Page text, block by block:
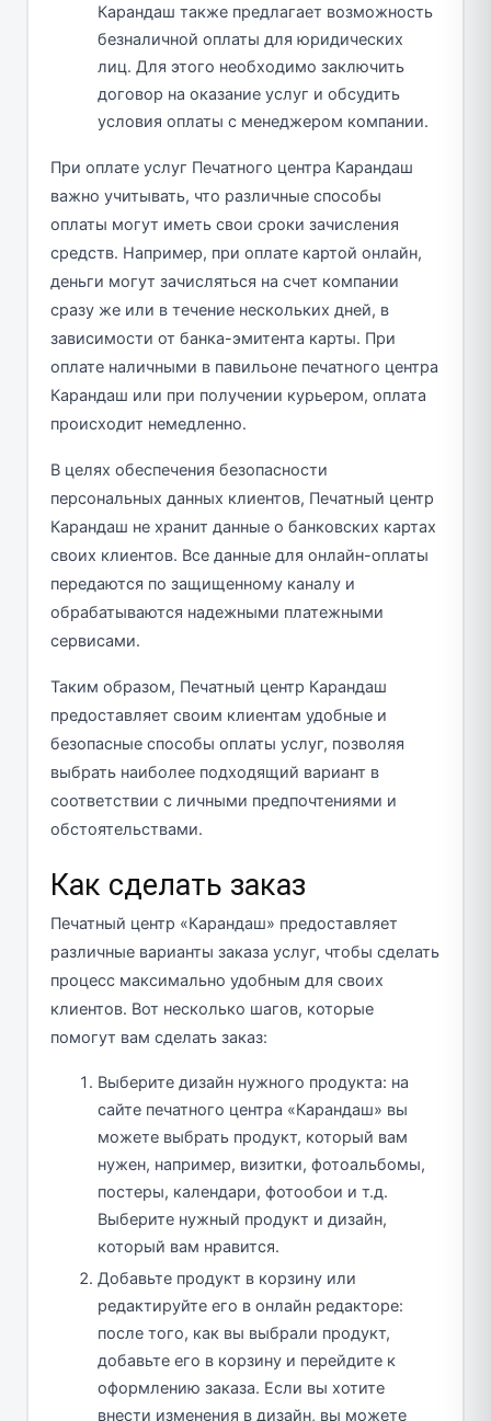
Карандаш также предлагает возможность
безналичной оплаты для юридических
лиц. Для этого необходимо заключить
договор на оказание услуг и обсудить
условия оплаты с менеджером компании.
При оплате услуг Печатного центра Карандаш
важно учитывать, что различные способы
оплаты могут иметь свои сроки зачисления
средств. Например, при оплате картой онлайн,
деньги могут зачисляться на счет компании
сразу же или в течение нескольких дней, в
зависимости от банка-эмитента карты. При
оплате наличными в павильоне печатного центра
Карандаш или при получении курьером, оплата
происходит немедленно.
В целях обеспечения безопасности
персональных данных клиентов, Печатный центр
Карандаш не хранит данные о банковских картах
своих клиентов. Все данные для онлайн-оплаты
передаются по защищенному каналу и
обрабатываются надежными платежными
сервисами.
Таким образом, Печатный центр Карандаш
предоставляет своим клиентам удобные и
безопасные способы оплаты услуг, позволяя
выбрать наиболее подходящий вариант в
соответствии с личными предпочтениями и
обстоятельствами.
Как сделать заказ
Печатный центр «Карандаш» предоставляет
различные варианты заказа услуг, чтобы сделать
процесс максимально удобным для своих
клиентов. Вот несколько шагов, которые
помогут вам сделать заказ:
Выберите дизайн нужного продукта: на
сайте печатного центра «Карандаш» вы
можете выбрать продукт, который вам
нужен, например, визитки, фотоальбомы,
постеры, календари, фотообои и т.д.
Выберите нужный продукт и дизайн,
который вам нравится.
Добавьте продукт в корзину или
редактируйте его в онлайн редакторе:
после того, как вы выбрали продукт,
добавьте его в корзину и перейдите к
оформлению заказа. Если вы хотите
внести изменения в дизайн, вы можете